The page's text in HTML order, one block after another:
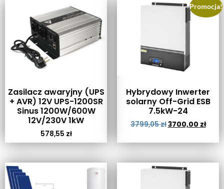
Zasilacz awaryjny (UPS
+ AVR) 12V UPS-1200SR
Sinus 1200W/600W
12V/230V 1kW
578,55 zł
Promocja!
Hybrydowy Inwerter
solarny Off-Grid ESB
7.5kW-24
3799,05zł3700,00 zł